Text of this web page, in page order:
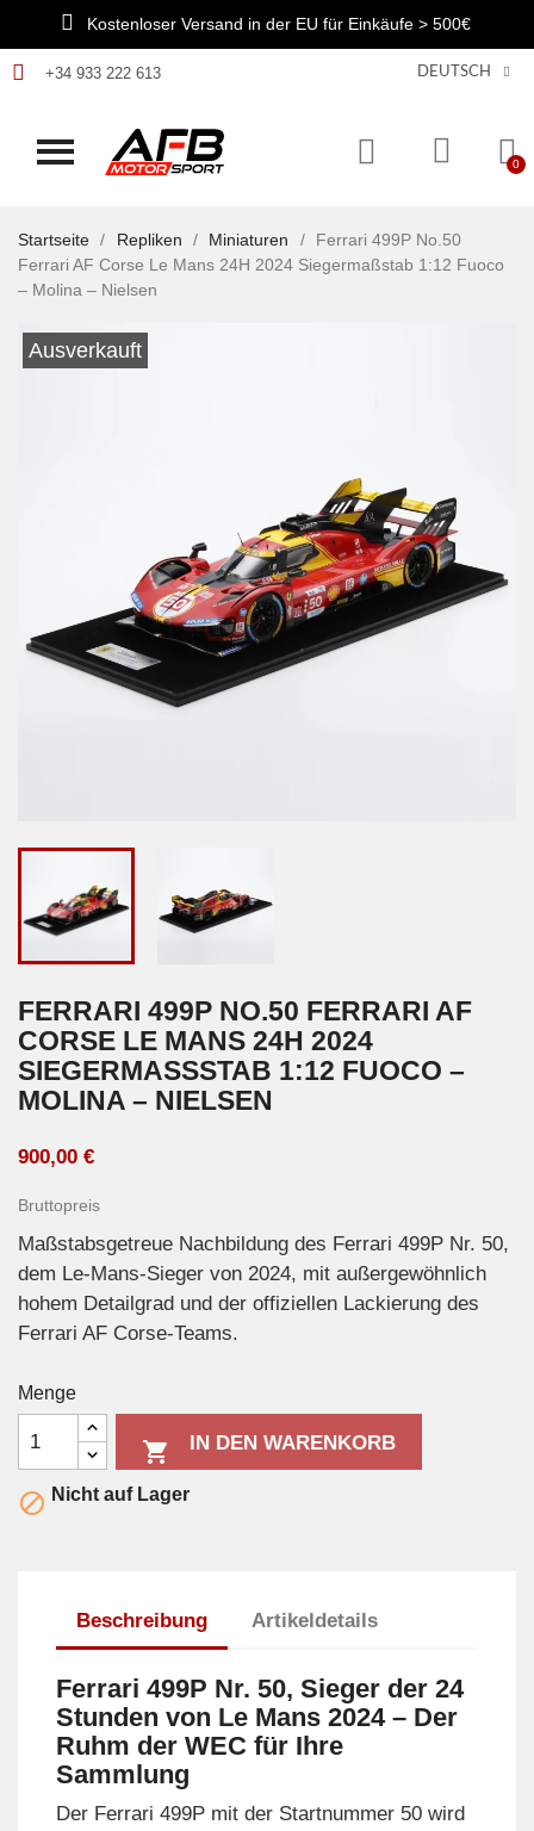
Kostenloser Versand in der EU für Einkäufe > 500€
+34 933 222 613 DEUTSCH
Startseite Repliken Miniaturen
Ferrari 499P No.50
Ferrari AF Corse Le Mans 24H 2024 Siegermaßstab 1:12 Fuoco
– Molina – Nielsen
Ausverkauft
FERRARI 499P NO.50 FERRARI AF
CORSE LE MANS 24H 2024
SIEGERMASSSTAB 1:12 FUOCO – M
OLINA – NIELSEN
900,00 €
Bruttopreis
Maßstabsgetreue Nachbildung des Ferrari 499P Nr. 50,
dem Le-Mans-Sieger von 2024, mit außergewöhnlich
hohem Detailgrad und der offiziellen Lackierung des
Ferrari AF Corse-Teams.
Menge
 IN DEN WARENKORB
 Nicht auf Lager
Beschreibung Artikeldetails
Ferrari 499P Nr. 50, Sieger der 24
Stunden von Le Mans 2024 – Der
Ruhm der WEC für Ihre
Sammlung
Der Ferrari 499P mit der Startnummer 50 wird